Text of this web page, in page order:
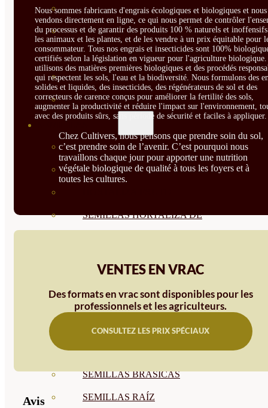
MATERIAS PRIMAS
PROTECCIÓN CULTIVOS Y
PLANTAS
PLANTAS INTERIOR
GROWPUNCH
VER TODAS
BIODINÁMICAS DEMETER
SEMILLAS HORTALIZA DE
SEMILLAS FLORES
COMESTIBLES
SEMILLAS TRADICIONALES
SEMILLAS BRASICAS
SEMILLAS RAÍZ
Nous sommes fabricants d'engrais écologiques et biologiques et nous
vendons directement en ligne, ce qui nous permet de contrôler
du processus et de garantir des produits 100 % naturels et
les animaux et les plantes, et de les vendre à un prix équitable pour
consommateur. Tous nos engrais et insecticides sont 100%
certifiés selon la législation en vigueur pour l'agriculture biologique.
utilisons des matières premières biologiques et des procédés
qui respectent les sols, l'eau et la biodiversité. Nous formulons des
solides et liquides, des insecticides, des régénérateurs de sol et des
correcteurs de carence conçus pour améliorer la fertilité des sols,
augmenter la productivité et réduire l'impact sur l'environnement,
avec des produits sûrs, sans période de sécurité et faciles à appliquer.
Chez Cultivers, nous pensons que prendre soin du sol,
c’est prendre soin de l’avenir. C’est pourquoi nous
travaillons chaque jour pour apporter une nutrition
végétale biologique de qualité à tous les foyers et à
toutes les cultures.
VENTES EN VRAC
Des formats en vrac sont disponibles pour les
professionnels et les agriculteurs.
CONSULTEZ LES PRIX SPÉCIAUX
Avis